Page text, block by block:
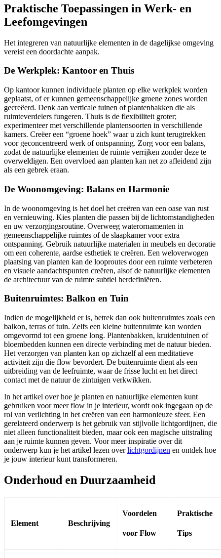
Praktische Toepassingen in Werk- en
Leefomgevingen
Het integreren van natuurlijke elementen in de dagelijkse omgeving
vereist een doordachte aanpak.
De Werkplek: Kantoor en Thuis
Op kantoor kunnen individuele planten op elke werkplek worden
geplaatst, of er kunnen gemeenschappelijke groene zones worden
gecreëerd. Denk aan verticale tuinen of plantenbakken die als
ruimteverdelers fungeren. Thuis is de flexibiliteit groter;
experimenteer met verschillende plantensoorten in verschillende
kamers. Creëer een “groene hoek” waar u zich kunt terugtrekken
voor geconcentreerd werk of ontspanning. Zorg voor een balans,
zodat de natuurlijke elementen de ruimte verrijken zonder deze te
overweldigen. Een overvloed aan planten kan net zo afleidend zijn
als een gebrek eraan.
De Woonomgeving: Balans en Harmonie
In de woonomgeving is het doel het creëren van een oase van rust
en vernieuwing. Kies planten die passen bij de lichtomstandigheden
en uw verzorgingsroutine. Overweeg waterornamenten in
gemeenschappelijke ruimtes of de slaapkamer voor extra
ontspanning. Gebruik natuurlijke materialen in meubels en decoratie
om een coherente, aardse esthetiek te creëren. Een weloverwogen
plaatsing van planten kan de looproutes door een ruimte verbeteren
en visuele aandachtspunten creëren, alsof de natuurlijke elementen
de architectuur van de ruimte subtiel herdefiniëren.
Buitenruimtes: Balkon en Tuin
Indien de mogelijkheid er is, betrek dan ook buitenruimtes zoals een
balkon, terras of tuin. Zelfs een kleine buitenruimte kan worden
omgevormd tot een groene long. Plantenbakken, kruidentuinen of
bloembedden kunnen een directe verbinding met de natuur bieden.
Het verzorgen van planten kan op zichzelf al een meditatieve
activiteit zijn die flow bevordert. De buitenruimte dient als een
uitbreiding van de leefruimte, waar de frisse lucht en het direct
contact met de natuur de zintuigen verkwikken.
In het artikel over hoe je planten en natuurlijke elementen kunt
gebruiken voor meer flow in je interieur, wordt ook ingegaan op de
rol van verlichting in het creëren van een harmonieuze sfeer. Een
gerelateerd onderwerp is het gebruik van stijlvolle lichtgordijnen, die
niet alleen functionaliteit bieden, maar ook een magische uitstraling
aan je ruimte kunnen geven. Voor meer inspiratie over dit
onderwerp kun je het artikel lezen overlichtgordijnen en ontdek hoe
je jouw interieur kunt transformeren.
Onderhoud en Duurzaamheid
Element Beschrijving
Voordelen
voor Flow
Praktische
Tips